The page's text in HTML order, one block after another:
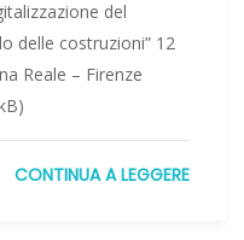
del
delle costruzioni” 12
Reale – Firenze
CONTINUA A LEGGERE